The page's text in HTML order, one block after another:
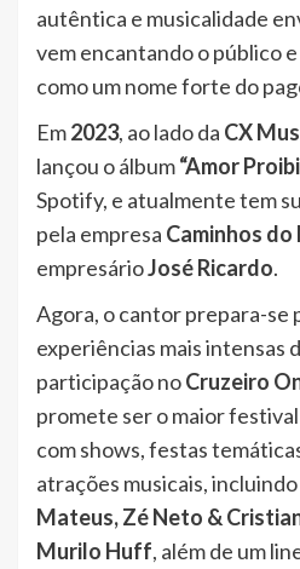
autêntica e musicalidade
vem encantando o público
como um nome forte do
Em2023, ao lado da CX
lançou o álbum“Amor
Spotify, e atualmente tem
pela empresa Caminhos do
empresárioJosé Ricardo.
Agora, o cantor prepara-se
experiências mais intensas
participação noCruzeiro
promete ser o maior
com shows, festas
atrações musicais,
Mateus, Zé Neto &
Murilo Huff, além de um